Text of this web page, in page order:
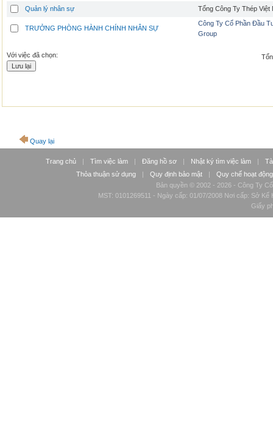
Quản lý nhân sự
Tổng Công Ty Thép Việt
TRƯỞNG PHÒNG HÀNH CHÍNH NHÂN SỰ
Công Ty Cổ Phần Đầu
Group
Với việc đã chọn:
Quay lại
Trang chủ | Tìm việc làm | Đăng hồ sơ | Nhật ký tìm việc làm |
Thỏa thuận sử dụng
| Quy định bảo mật |
Quy chế hoạt động
Bản quyền © 2002 - 2026 - Công Ty
MST: 0101269511 - Ngày cấp: 01/07/2008 Nơi cấp: Sở
Giấy